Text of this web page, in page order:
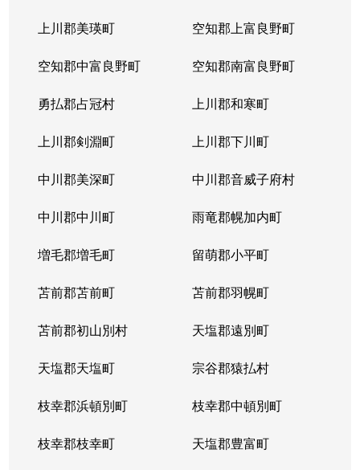
上川郡美瑛町 空知郡上富良野町
空知郡中富良野町 空知郡南富良野町
勇払郡占冠村 上川郡和寒町
上川郡剣淵町 上川郡下川町
中川郡美深町 中川郡音威子府村
中川郡中川町 雨竜郡幌加内町
増毛郡増毛町 留萌郡小平町
苫前郡苫前町 苫前郡羽幌町
苫前郡初山別村 天塩郡遠別町
天塩郡天塩町 宗谷郡猿払村
枝幸郡浜頓別町 枝幸郡中頓別町
枝幸郡枝幸町 天塩郡豊富町